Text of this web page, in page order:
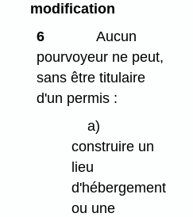
modification
6
Aucun
pourvoyeur ne peut,
sans être titulaire
d'un permis :
a)
construire un
lieu
d'hébergement
ou une